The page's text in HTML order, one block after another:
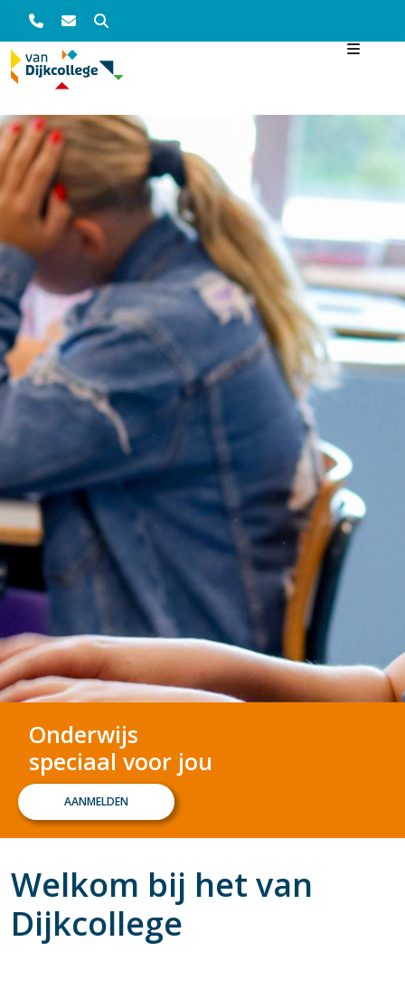
Overslaan en naar de inhoud gaan
Onderwijs
speciaal voor jou
AANMELDEN
Welkom bij het van
Dijkcollege